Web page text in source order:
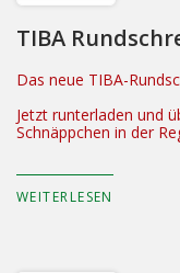
TIBA
Das neue TIBA-
Jetzt runterladen und
Schnäppchen in der
WEITERLESEN